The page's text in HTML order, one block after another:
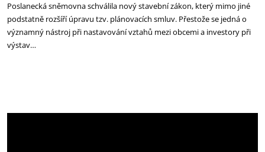
Poslanecká sněmovna schválila nový stavební zákon, který mimo jiné
podstatně rozšíří úpravu tzv. plánovacích smluv. Přestože se jedná o
významný nástroj při nastavování vztahů mezi obcemi a investory při
výstav…